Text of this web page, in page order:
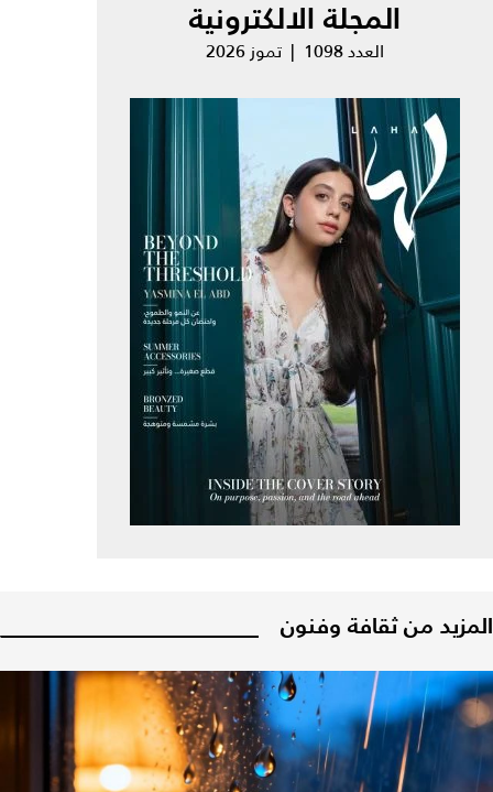
المجلة الالكترونية
العدد 1098 | تموز 2026
المزيد من ثقافة وفنون